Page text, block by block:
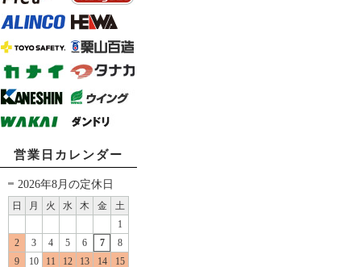
営業日カレンダー
2026年8月の定休日
日 月 火 水 木 金
土
1
2
3 4 5 6 7
8
9
10 11 12 13 14
15